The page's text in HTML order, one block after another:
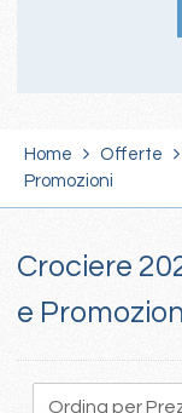
Home Offerte
Promozioni
Crociere
e